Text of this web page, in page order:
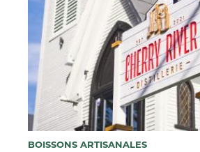
BOISSONS ARTISANALES